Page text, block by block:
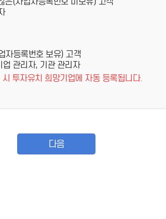
자등록번호 보유) 고객
관리자, 기관 관리자
투자유치 희망기업에 자동 등록됩니다.
다음